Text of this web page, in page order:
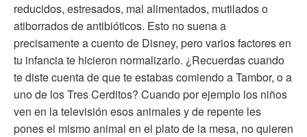
reducidos, estresados, mal alimentados, mutilados o
atiborrados de antibióticos. Esto no suena a
precisamente a cuento de Disney, pero varios factores en
tu infancia te hicieron normalizarlo. ¿Recuerdas cuando
te diste cuenta de que te estabas comiendo a Tambor, o a
uno de los Tres Cerditos? Cuando por ejemplo los niños
ven en la televisión esos animales y de repente les
pones el mismo animal en el plato de la mesa, no quieren